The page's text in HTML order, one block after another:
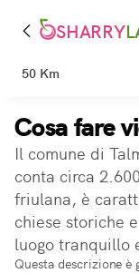
SHARRY
50 Km
Cosa fare
Il comune di
conta circa
friulana, è
chiese storiche
luogo tranquillo
Questa descrizione è